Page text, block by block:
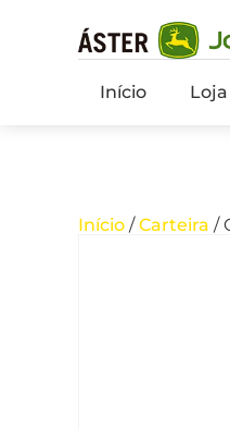
Início Loja
Início /Carteira /